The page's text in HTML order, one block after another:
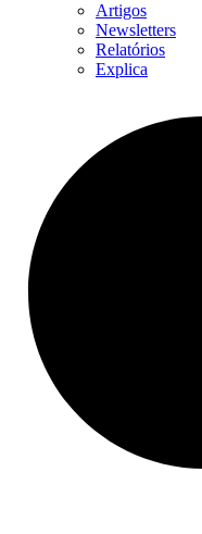
Artigos
Newsletters
Relatórios
Explica